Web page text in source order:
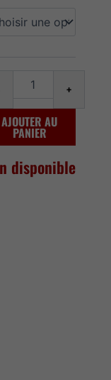
+
AJOUTER AU
PANIER
disponible